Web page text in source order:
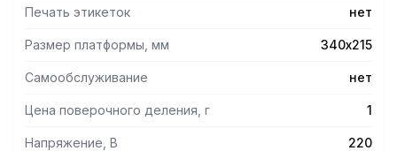
Печать этикеток нет
Размер платформы, мм 340х215
Самообслуживание нет
Цена поверочного деления, г 1
Напряжение, В 220